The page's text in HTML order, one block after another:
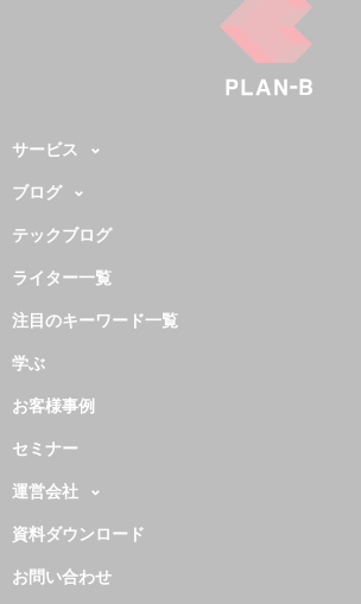
サービス
ブログ
テックブログ
ライター一覧
注目のキーワード一覧
学ぶ
お客様事例
セミナー
運営会社
資料ダウンロード
お問い合わせ